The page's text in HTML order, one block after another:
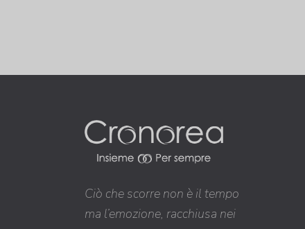
Ciò che scorre non è il tempo
ma l’emozione, racchiusa nei